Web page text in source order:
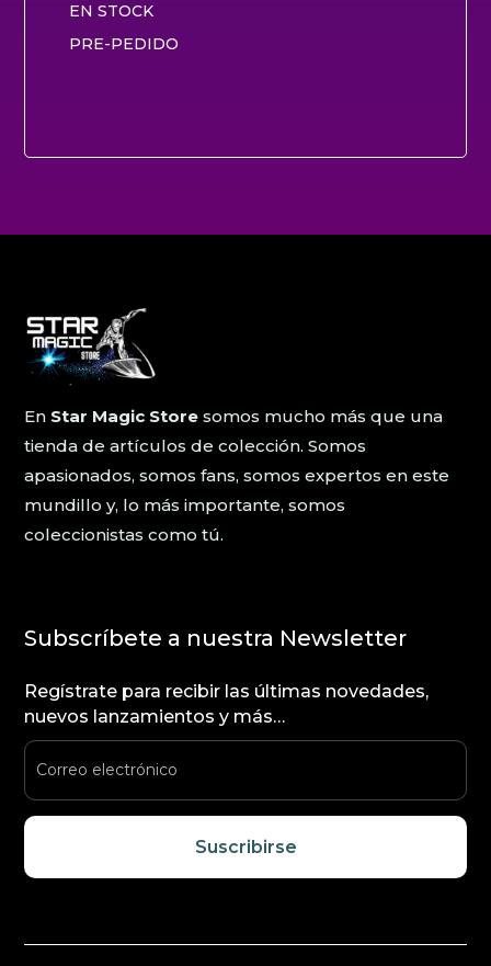
EN STOCK
PRE-PEDIDO
En Star Magic Store somos mucho más que una
tienda de artículos de colección. Somos
apasionados, somos fans, somos expertos en este
mundillo y, lo más importante, somos
coleccionistas como tú.
Subscríbete a nuestra Newsletter
Regístrate para recibir las últimas novedades,
nuevos lanzamientos y más…
Suscribirse